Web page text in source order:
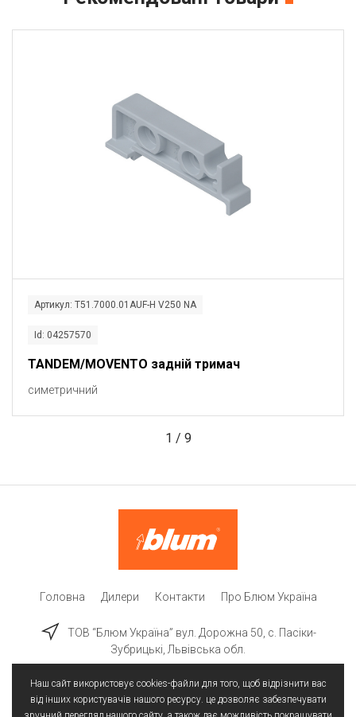
Артикул: T51.7000.01AUF-H V250 NA
Id: 04257570
TANDEM/MOVENTO задній тримач
симетричний
1 / 9
Головна Дилери Контакти Про Блюм Україна
ТОВ “Блюм Україна” вул. Дорожна 50, c. Пасіки-
Зубрицькі, Львівська обл.
Наш сайт використовує cookies-файли для того, щоб відрізнити вас
від інших користувачів нашого ресурсу. це дозволяє забезпечувати